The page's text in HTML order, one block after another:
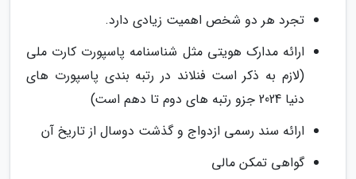
تجرد هر دو شخص اهمیت زیادی دارد.
ارائه مدارک هویتی مثل شناسنامه پاسپورت کارت ملی
(لازم به ذکر است فنلاند در رتبه بندی پاسپورت های
دنیا 2024 جزو رتبه های دوم تا دهم است)
ارائه سند رسمی ازدواج و گذشت دوسال از تاریخ آن
گواهی تمکن مالی